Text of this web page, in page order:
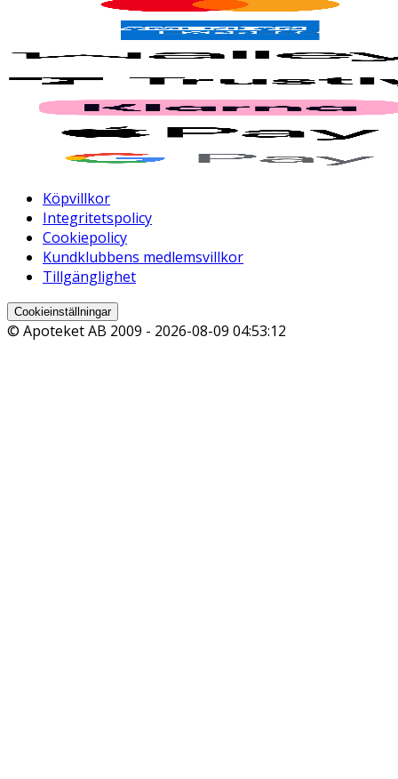
Köpvillkor
Integritetspolicy
Cookiepolicy
Kundklubbens medlemsvillkor
Tillgänglighet
Cookieinställningar
© Apoteket AB 2009 - 2026-08-09 04:53:12